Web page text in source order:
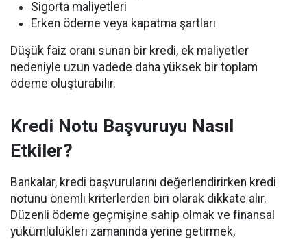
Sigorta maliyetleri
Erken ödeme veya kapatma şartları
Düşük faiz oranı sunan bir kredi, ek maliyetler
nedeniyle uzun vadede daha yüksek bir toplam
ödeme oluşturabilir.
Kredi Notu Başvuruyu Nasıl
Etkiler?
Bankalar, kredi başvurularını değerlendirirken kredi
notunu önemli kriterlerden biri olarak dikkate alır.
Düzenli ödeme geçmişine sahip olmak ve finansal
yükümlülükleri zamanında yerine getirmek,